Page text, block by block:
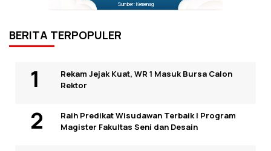
Sumber: Kemenag
BERITA TERPOPULER
Rekam Jejak Kuat, WR 1 Masuk Bursa Calon
Rektor
Raih Predikat Wisudawan Terbaik I Program
Magister Fakultas Seni dan Desain